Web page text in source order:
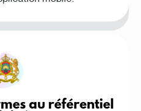
au référentiel